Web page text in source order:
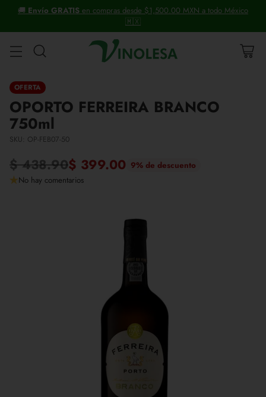
+30 años distribuyendo vinos y licores.
OFERTA
OPORTO FERREIRA BRANCO
750ml
SKU: OP-FEB07-50
Precio
$ 438.90$ 399.00 9% de descuento
No hay comentarios